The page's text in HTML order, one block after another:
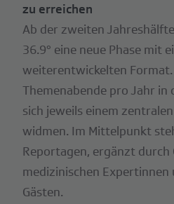
zu erreichen
Ab der zweiten
36.9° eine neue Phase mit
weiterentwickelten
Themenabende pro Jahr in
sich jeweils einem
widmen. Im Mittelpunkt
Reportagen, ergänzt durch
medizinischen
Gästen.